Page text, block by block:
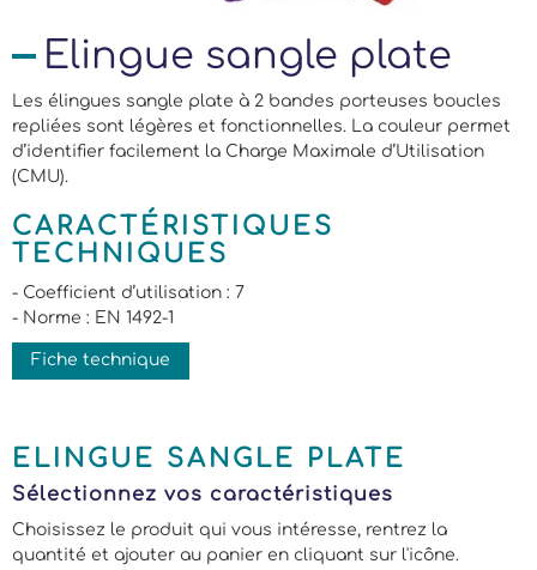
Elingue sangle plate
Les élingues sangle plate à 2 bandes porteuses boucles
repliées sont légères et fonctionnelles. La couleur permet
d’identifier facilement la Charge Maximale d’Utilisation
(CMU).
CARACTÉRISTIQUES
TECHNIQUES
- Coefficient d’utilisation : 7
- Norme : EN 1492-1
Fiche technique
ELINGUE SANGLE PLATE
Sélectionnez vos caractéristiques
Choisissez le produit qui vous intéresse, rentrez la
quantité et ajouter au panier en cliquant sur l'icône.